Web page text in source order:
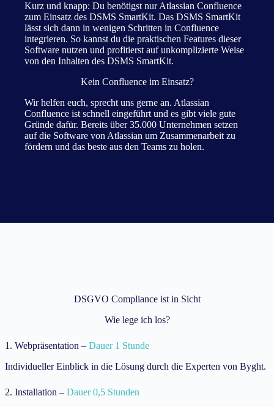
Kurz und knapp: Du benötigst nur Atlassian Confluence
zum Einsatz des DSMS SmartKit. Das DSMS SmartKit
lässt sich dann in wenigen Schritten in Confluence
integrieren. So kannst du die praktischen Features dieser
Software nutzen und profitierst auf unkomplizierte Weise
von den Inhalten des DSMS SmartKit.
Kein Confluence im Einsatz?
Wir helfen euch, sprecht uns gerne an. Atlassian
Confluence ist schnell eingeführt und es gibt viele gute
Gründe dafür. Bereits über 35.000 Unternehmen setzen
auf die Software von Atlassian um Zusammenarbeit zu
fördern und das beste aus den Teams zu holen.
DSGVO Compliance ist in Sicht
Wie lege ich los?
1. Webpräsentation – Dauer 1 Stunde
Individueller Einblick in die Lösung durch die Experten von Byght.
2. Installation – Dauer 0,5 Stunden